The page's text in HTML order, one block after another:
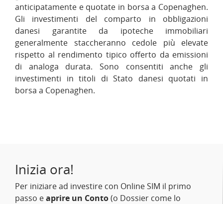
anticipatamente e quotate in borsa a Copenaghen.
Gli investimenti del comparto in obbligazioni
danesi garantite da ipoteche immobiliari
generalmente staccheranno cedole più elevate
rispetto al rendimento tipico offerto da emissioni
di analoga durata. Sono consentiti anche gli
investimenti in titoli di Stato danesi quotati in
borsa a Copenaghen.
Inizia ora!
Per iniziare ad investire con Online SIM il primo
passo eaprire un Conto(o Dossier come lo